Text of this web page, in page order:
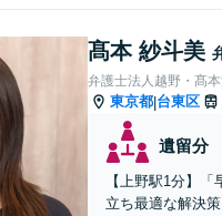
髙本 紗斗美
弁護士法人越野・髙
東京都|台東区
遺留分
【上野駅1分】
立ち最適な解決